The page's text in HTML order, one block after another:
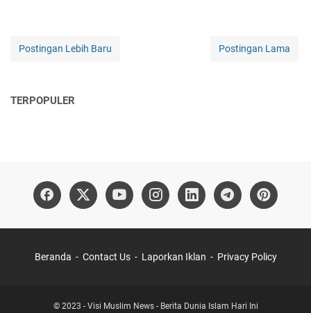
Postingan Lebih Baru Postingan Lama
TERPOPULER
Beranda Contact Us Laporkan Iklan Privacy Policy
© 2023 - Visi Muslim News - Berita Dunia Islam Hari Ini